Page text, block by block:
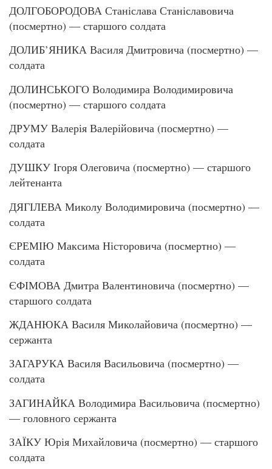
ДОЛГОБОРОДОВА Станіслава Станіславовича
(посмертно) — старшого солдата
ДОЛИБ’ЯНИКА Василя Дмитровича (посмертно) —
солдата
ДОЛИНСЬКОГО Володимира Володимировича
(посмертно) — старшого солдата
ДРУМУ Валерія Валерійовича (посмертно) —
солдата
ДУШКУ Ігоря Олеговича (посмертно) — старшого
лейтенанта
ДЯГІЛЕВА Миколу Володимировича (посмертно) —
солдата
ЄРЕМІЮ Максима Ністоровича (посмертно) —
солдата
ЄФІМОВА Дмитра Валентиновича (посмертно) —
старшого солдата
ЖДАНЮКА Василя Миколайовича (посмертно) —
сержанта
ЗАГАРУКА Василя Васильовича (посмертно) —
солдата
ЗАГИНАЙКА Володимира Васильовича (посмертно)
— головного сержанта
ЗАЇКУ Юрія Михайловича (посмертно) — старшого
солдата